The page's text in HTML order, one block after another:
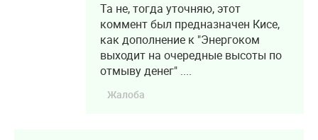
Та не, тогда уточняю, этот
коммент был предназначен Кисе,
как дополнение к "Энергоком
выходит на очередные высоты по
отмыву денег" ....
Жалоба